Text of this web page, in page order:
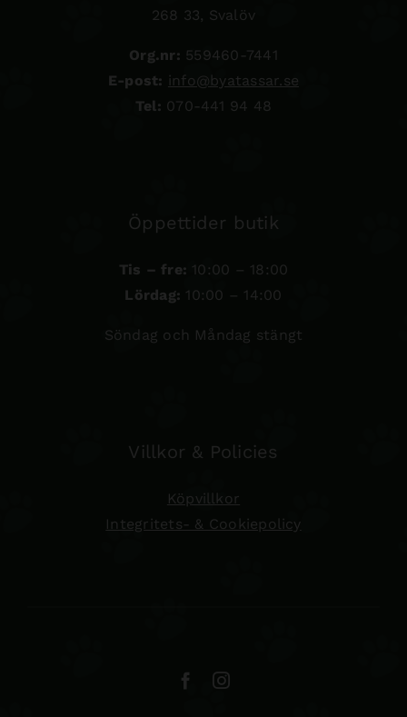
268 33, Svalöv
Org.nr: 559460-7441
E-post: info@byatassar.se
Tel: 070-441 94 48
Öppettider butik
Tis – fre: 10:00 – 18:00
Lördag: 10:00 – 14:00
Söndag och Måndag stängt
Villkor & Policies
Köpvillkor
Integritets- & Cookiepolicy